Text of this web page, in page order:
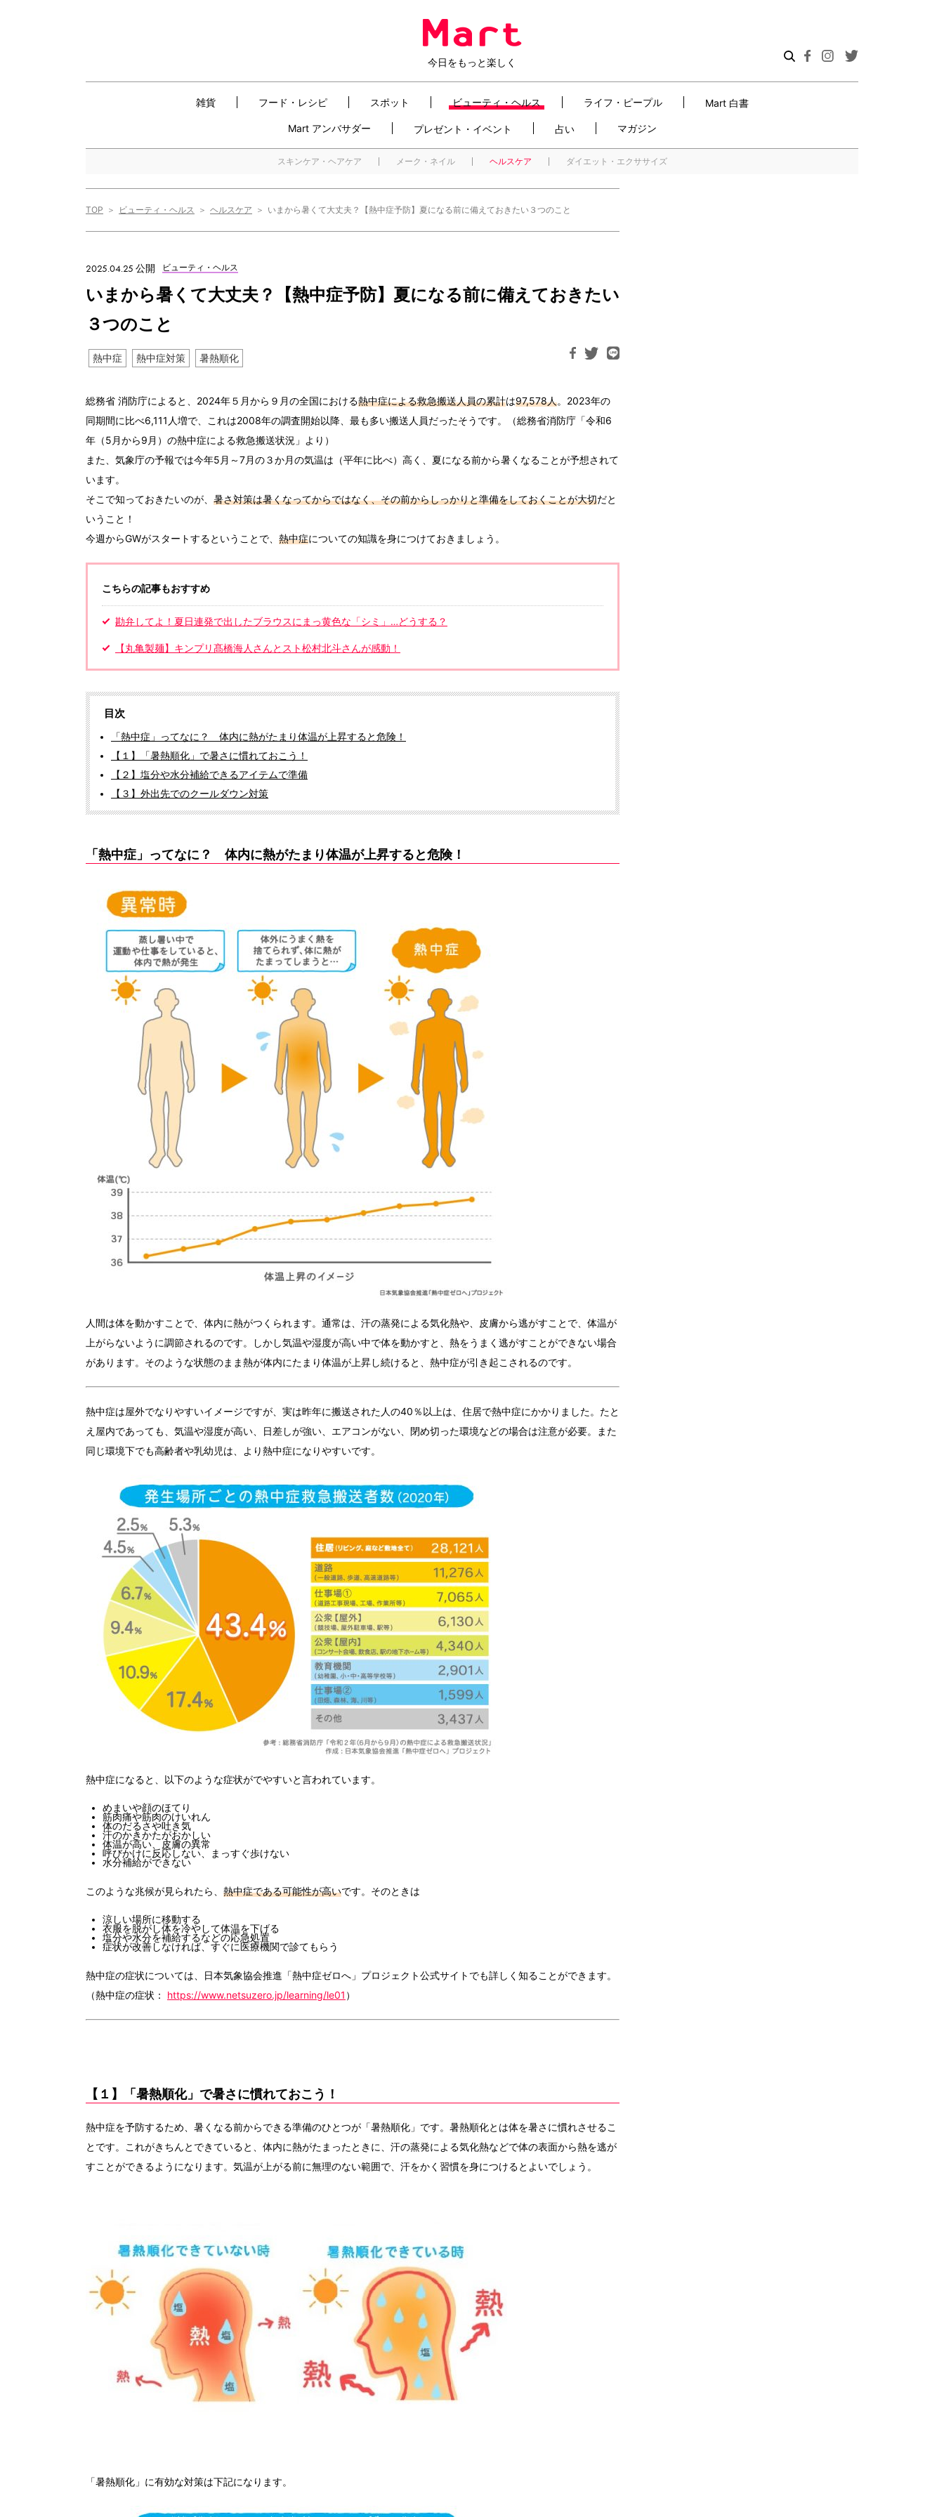
今日をもっと楽しく
雑貨 フード・レシピ スポット ビューティ・ヘルス ライフ・ピープル Mart 白書
Mart アンバサダー プレゼント・イベント 占い マガジン
スキンケア・ヘアケア メーク・ネイル ヘルスケア ダイエット・エクササイズ
TOP ビューティ・ヘルス ヘルスケア いまから暑くて大丈夫？【熱中症予防】夏になる前に備えておきたい３つのこと
2025.04.25 公開 ビューティ・ヘルス
いまから暑くて大丈夫？【熱中症予防】夏になる前に備えておきたい
３つのこと
熱中症 熱中症対策 暑熱順化
総務省 消防庁によると、2024年５月から９月の全国における熱中症による救急搬送人員の累計は97,578人。2023年の
同期間に比べ6,111人増で、これは2008年の調査開始以降、最も多い搬送人員だったそうです。（総務省消防庁「令和6
年（5月から9月）の熱中症による救急搬送状況」より）
また、気象庁の予報では今年5月～7月の３か月の気温は（平年に比べ）高く、夏になる前から暑くなることが予想されて
います。
そこで知っておきたいのが、 暑さ対策は暑くなってからではなく、その前からしっかりと準備をしておくことが大切だと
いうこと！
今週からGWがスタートするということで、 熱中症についての知識を身につけておきましょう。
こちらの記事もおすすめ
勘弁してよ！夏日連発で出したブラウスにまっ黄色な「シミ」…どうする？
【丸亀製麺】キンプリ髙橋海人さんとスト松村北斗さんが感動！
目次
「熱中症」ってなに？ 体内に熱がたまり体温が上昇すると危険！
【１】「暑熱順化」で暑さに慣れておこう！
【２】塩分や水分補給できるアイテムで準備
【３】外出先でのクールダウン対策
「熱中症」ってなに？ 体内に熱がたまり体温が上昇すると危険！
人間は体を動かすことで、体内に熱がつくられます。通常は、汗の蒸発による気化熱や、皮膚から逃がすことで、体温が
上がらないように調節されるのです。しかし気温や湿度が高い中で体を動かすと、熱をうまく逃がすことができない場合
があります。そのような状態のまま熱が体内にたまり体温が上昇し続けると、熱中症が引き起こされるのです。
熱中症は屋外でなりやすいイメージですが、実は昨年に搬送された人の40％以上は、住居で熱中症にかかりました。たと
え屋内であっても、気温や湿度が高い、日差しが強い、エアコンがない、閉め切った環境などの場合は注意が必要。また
同じ環境下でも高齢者や乳幼児は、より熱中症になりやすいです。
熱中症になると、以下のような症状がでやすいと言われています。
めまいや顔のほてり
筋肉痛や筋肉のけいれん
体のだるさや吐き気
汗のかきかたがおかしい
体温が高い、皮膚の異常
呼びかけに反応しない、まっすぐ歩けない
水分補給ができない
このような兆候が見られたら、 熱中症である可能性が高いです。そのときは
涼しい場所に移動する
衣服を脱がし体を冷やして体温を下げる
塩分や水分を補給するなどの応急処置
症状が改善しなければ、すぐに医療機関で診てもらう
熱中症の症状については、日本気象協会推進「熱中症ゼロへ」プロジェクト公式サイトでも詳しく知ることができます。
（熱中症の症状：
https://www.netsuzero.jp/learning/le01 ）
【１】「暑熱順化」で暑さに慣れておこう！
熱中症を予防するため、暑くなる前からできる準備のひとつが「暑熱順化」です。暑熱順化とは体を暑さに慣れさせるこ
とです。これがきちんとできていると、体内に熱がたまったときに、汗の蒸発による気化熱などで体の表面から熱を逃が
すことができるようになります。気温が上がる前に無理のない範囲で、汗をかく習慣を身につけるとよいでしょう。
「暑熱順化」に有効な対策は下記になります。